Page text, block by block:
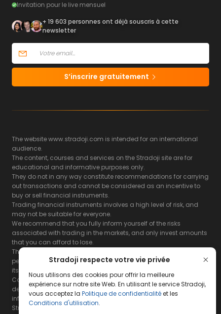
Stradoji respecte votre vie privée
Nous utilisons des cookies pour offrir la meilleure
expérience sur notre site Web. En utilisant le service Stradoji,
vous acceptez la Politique de confidentialitéet les
Conditions d'utilisation.
Invitation pour le live mensuel
+ 19 603 personnes ont déjà souscris à cette
newsletter
S’inscrire gratuitement
The website www.stradoji.com is intended for an international
audience.
The content, courses and services on the Stradoji site are for
educational and informative purposes only.
They do not in any way constitute recommendations for carrying
out transactions and cannot be considered as an incentive to
buy or sell financial instruments.
Trading financial instruments involves a high level of risk, and
may not be suitable for everyone.
We recommend that you fully inform yourself of the risks
associated with trading in the markets, and only invest amounts
that you can afford to lose.
The Stradoji site does not guarantee the results or the
performance of products based on the information contained on
its site and its servers.
Consequently, the Stradoji site and its publishing company
decline all responsibility in the use that may be made of this
information and the consequences that may result therefrom.
Stradoji Services are not authorized for US citizens or US residents.